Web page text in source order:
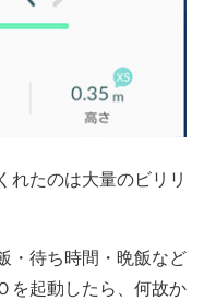
れたのは大量のビリリ
・待ち時間・晩飯など
を起動したら、何故か